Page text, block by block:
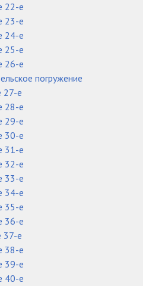
22-е
23-е
24-е
25-е
26-е
погружение
27-е
28-е
29-е
30-е
31-е
32-е
33-е
34-е
35-е
36-е
37-е
38-е
39-е
40-е